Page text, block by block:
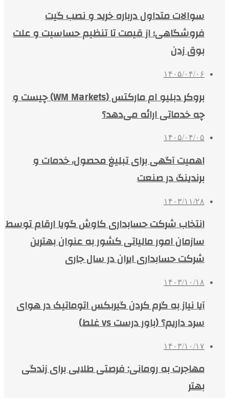
سوالات متداول درباره خرید و نصب گیت
فروشگاهی؛ از قیمت تا تنظیم حساسیت و علت
بوق زدن
۱۴۰۵/۰۴/۰۶
بروکر دبلیو ام مارکتس (WM Markets) چیست و
چه خدماتی ارائه می‌دهد؟
۱۴۰۵/۰۴/۰۵
اهمیت آگهی برای تبلیغ محصول، خدمات و
برندینگ در صنعت
۱۴۰۳/۱۱/۲۸
انتخاب شرکت حسابداری کاوش گویا ارقام توسط
سازمان امور مالیاتی کشور به عنوان بهترین
شرکت حسابداری ایران در سال جاری
۱۴۰۳/۱۰/۱۸
آیا نیاز به گرم کردن گیربکس اتوماتیک در هوای
سرد داریم؟ (باور درست vs غلط)
۱۴۰۳/۱۰/۱۷
مهاجرت به رومانی: فرصتی طلایی برای زندگی
بهتر